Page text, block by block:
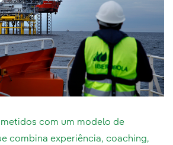
com um modelo de
combina experiência, coaching,